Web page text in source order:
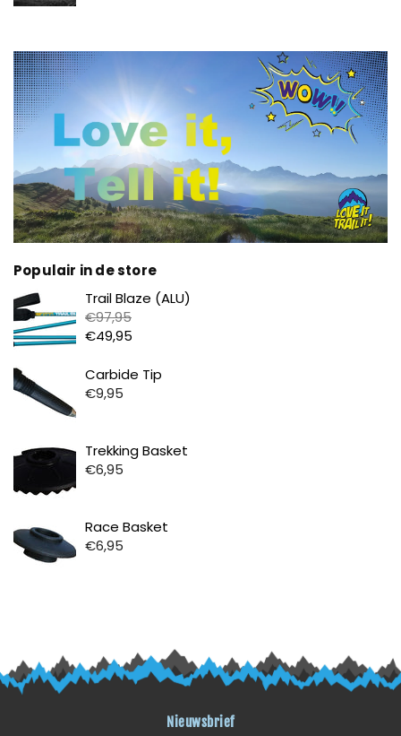
Populair in de store
Trail Blaze (ALU)
€97,95
€49,95
Carbide Tip
€9,95
Trekking Basket
€6,95
Race Basket
€6,95
Nieuwsbrief